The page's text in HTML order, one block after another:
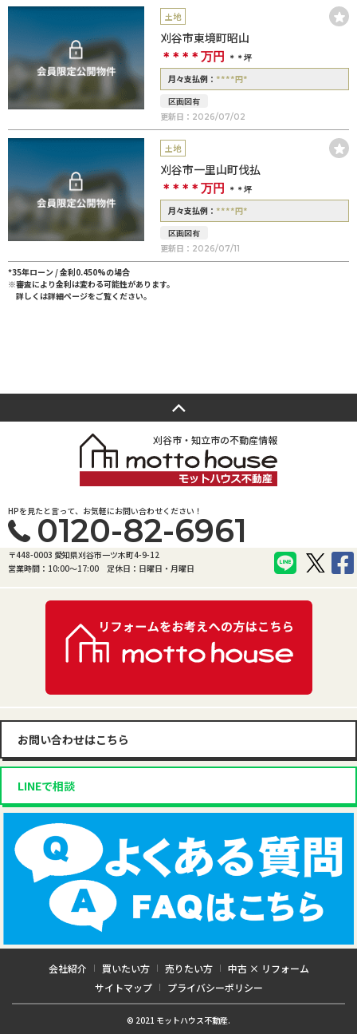
土地
刈谷市東境町昭山
＊＊＊＊ 万円 ＊＊坪
月々支払例：****円*
区画図有
更新日： 2026/07/02
土地
刈谷市一里山町伐払
＊＊＊＊ 万円 ＊＊坪
月々支払例：****円*
区画図有
更新日： 2026/07/11
*35年ローン / 金利0.450%の場合
※審査により金利は変わる可能性があります。
詳しくは詳細ページをご覧ください。
刈谷市・知立市の不動産情報
HPを見たと言って、お気軽にお問い合わせください！
0120-82-6961
〒448-0003 愛知県刈谷市一ツ木町4-9-12
営業時間：10:00〜17:00
定休日：日曜日・月曜日
お問い合わせはこちら
LINEで相談
会社紹介 買いたい方 売りたい方
中古 × リフォーム
サイトマップ
プライバシーポリシー
© 2021 モットハウス不動産.